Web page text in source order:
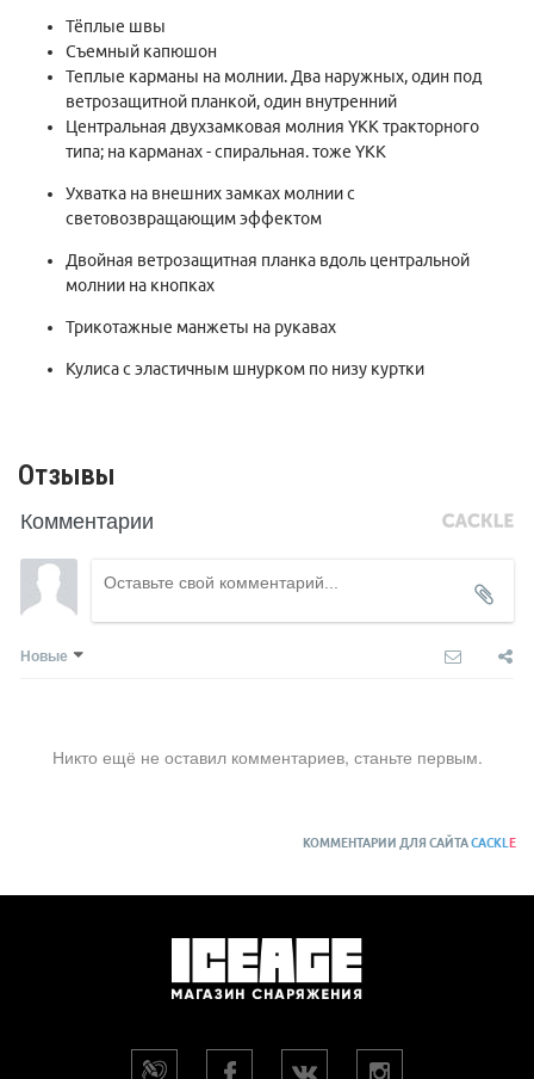
Тёплые швы
Съемный капюшон
Теплые карманы на молнии. Два наружных, один под
ветрозащитной планкой, один внутренний
Центральная двухзамковая молния YKK тракторного
типа; на карманах - спиральная. тоже YKK
Ухватка на внешних замках молнии с
световозвращающим эффектом
Двойная ветрозащитная планка вдоль центральной
молнии на кнопках
Трикотажные манжеты на рукавах
Кулиса с эластичным шнурком по низу куртки
Отзывы
Комментарии
Новые
Никто ещё не оставил комментариев, станьте первым.
КОММЕНТАРИИ ДЛЯ САЙТАCACKL E